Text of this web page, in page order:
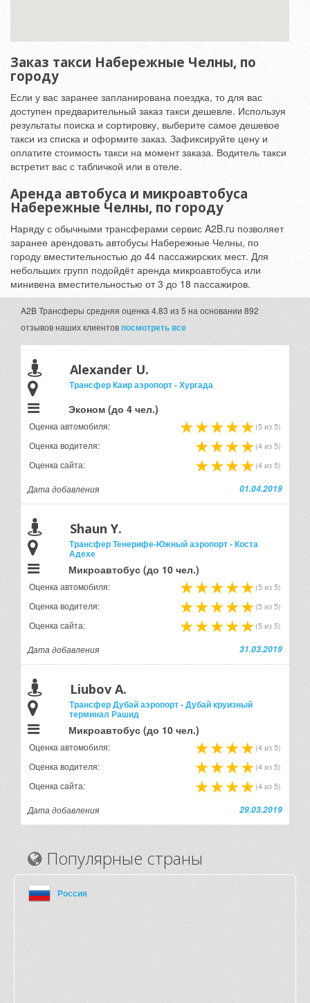
Заказ такси Набережные Челны, по
городу
Если у вас заранее запланирована поездка, то для вас
доступен предварительный заказ такси дешевле. Используя
результаты поиска и сортировку, выберите самое дешевое
такси из списка и оформите заказ. Зафиксируйте цену и
оплатите стоимость такси на момент заказа. Водитель такси
встретит вас с табличкой или в отеле.
Аренда автобуса и микроавтобуса
Набережные Челны, по городу
Наряду с обычными трансферами сервис A2B.ru позволяет
заранее арендовать автобусы Набережные Челны, по
городу вместительностью до 44 пассажирских мест. Для
небольших групп подойдёт аренда микроавтобуса или
минивена вместительностью от 3 до 18 пассажиров.
A2B Трансферы средняя оценка 4.83 из 5 на основании 892
отзывов наших клиентовпосмотреть все
Alexander U.
Трансфер Каир аэропорт - Хургада
Эконом (до 4 чел.)
Оценка автомобиля: (5 из 5)
Оценка водителя: (4 из 5)
Оценка сайта: (4 из 5)
Дата добавления 01.04.2019
Shaun Y.
Трансфер Тенерифе-Южный аэропорт - Коста
Адехе
Микроавтобус (до 10 чел.)
Оценка автомобиля: (5 из 5)
Оценка водителя: (5 из 5)
Оценка сайта: (5 из 5)
Дата добавления 31.03.2019
Liubov A.
Трансфер Дубай аэропорт - Дубай круизный
терминал Рашид
Микроавтобус (до 10 чел.)
Оценка автомобиля: (4 из 5)
Оценка водителя: (4 из 5)
Оценка сайта: (4 из 5)
Дата добавления 29.03.2019
Популярные страны
Россия